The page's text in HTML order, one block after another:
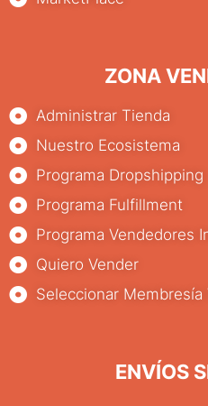
ZONA
Administrar Tienda
Nuestro Ecosistema
Programa Dropshipping
Programa Fulfillment
Programa Vendedores
Quiero Vender
Seleccionar Membresía
ENVÍOS